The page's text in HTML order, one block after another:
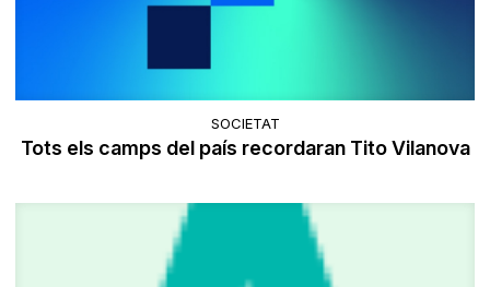
SOCIETAT
Tots els camps del país recordaran Tito Vilanova